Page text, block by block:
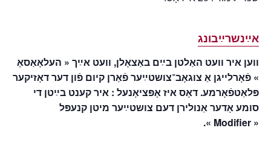
אײַנשרײַבונג
ווען איר וועט האַלטן בײַם באַצאָלן, וועט אײַך « העלאָאַסאָ
» פֿאָרלייגן אַ צוגאָב־צושטײַער פֿאַרן קיום פֿון דער דאָזיקער
פּלאַטפֿאָרמע. דאָס איז אָפּציאָנעל : איר קענט בײַטן די
סומע אָדער אַנולירן דעם צושטײַער מיטן קנעפּל
« Modifier ».